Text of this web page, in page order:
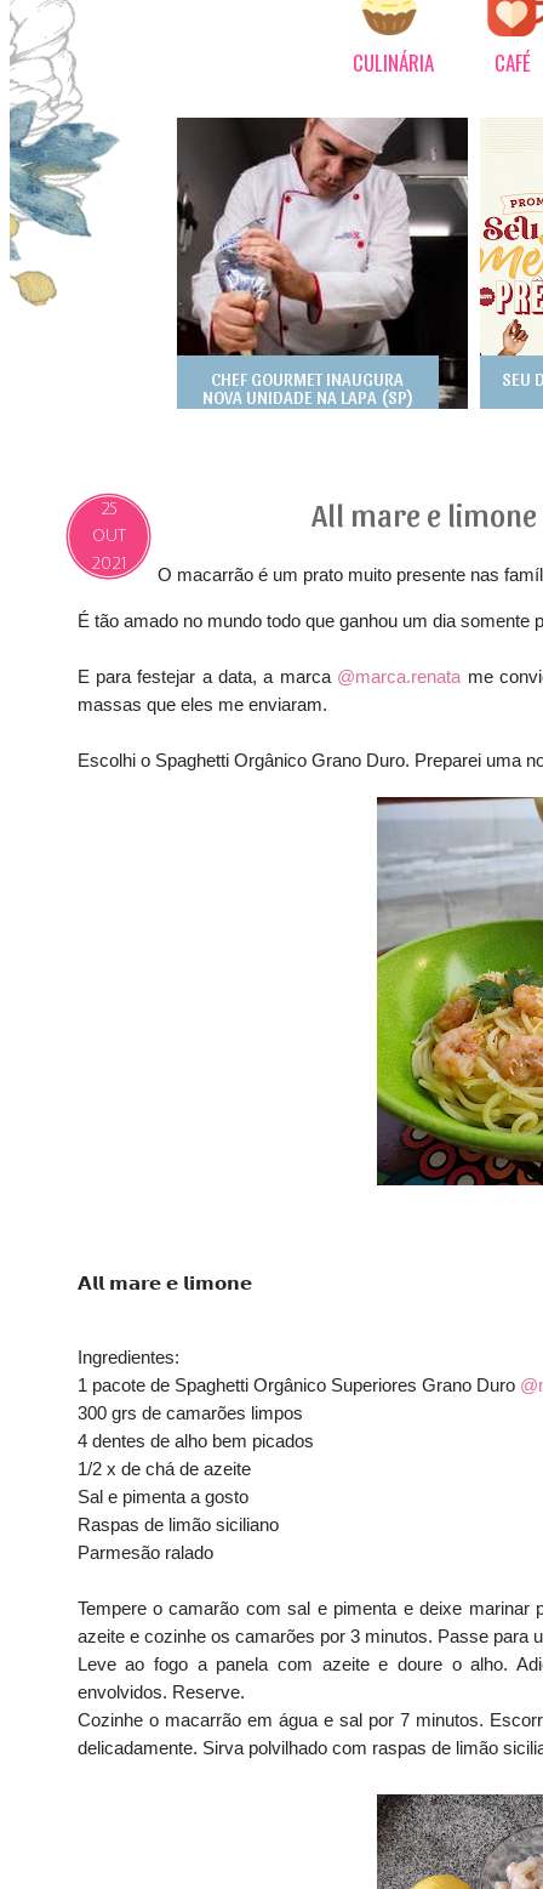
CULINÁRIA CAFÉ
CHEF GOURMET INAUGURA
NOVA UNIDADE NA LAPA (SP)
SEU
25
OUT
2021
All mare e
O macarrão é um prato muito presente nas
É tão amado no mundo todo que ganhou um dia somente
E para festejar a data, a marca @marca.renata me
massas que eles me enviaram.
Escolhi o Spaghetti Orgânico Grano Duro. Preparei uma
𝗔𝗹𝗹 𝗺𝗮𝗿𝗲 𝗲 𝗹𝗶𝗺𝗼𝗻𝗲
Ingredientes:
1 pacote de Spaghetti Orgânico Superiores Grano Duro
300 grs de camarões limpos
4 dentes de alho bem picados
1/2 x de chá de azeite
Sal e pimenta a gosto
Raspas de limão siciliano
Parmesão ralado
Tempere o camarão com sal e pimenta e deixe
azeite e cozinhe os camarões por 3 minutos. Passe para
Leve ao fogo a panela com azeite e doure o alho.
envolvidos. Reserve.
Cozinhe o macarrão em água e sal por 7 minutos.
delicadamente. Sirva polvilhado com raspas de limão